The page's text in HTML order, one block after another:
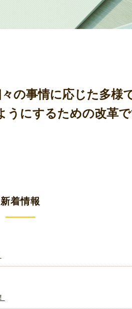
の事情に応じた多様
うにするための改革
新着情報